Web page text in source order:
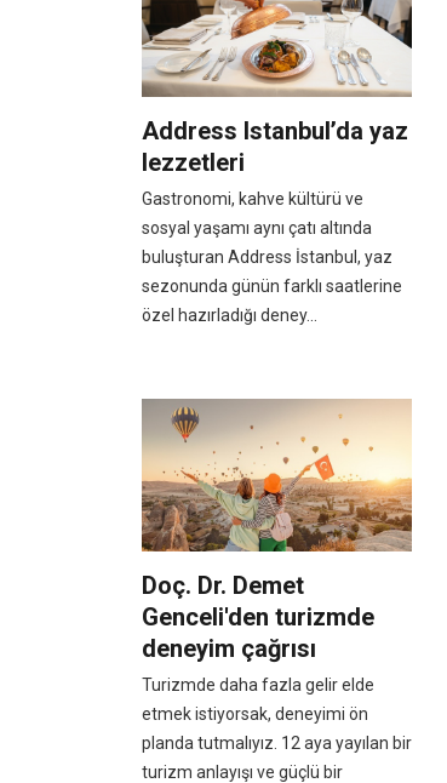
Address Istanbul’da yaz
lezzetleri
Gastronomi, kahve kültürü ve
sosyal yaşamı aynı çatı altında
buluşturan Address İstanbul, yaz
sezonunda günün farklı saatlerine
özel hazırladığı deney...
Doç. Dr. Demet
Genceli'den turizmde
deneyim çağrısı
Turizmde daha fazla gelir elde
etmek istiyorsak, deneyimi ön
planda tutmalıyız. 12 aya yayılan bir
turizm anlayışı ve güçlü bir